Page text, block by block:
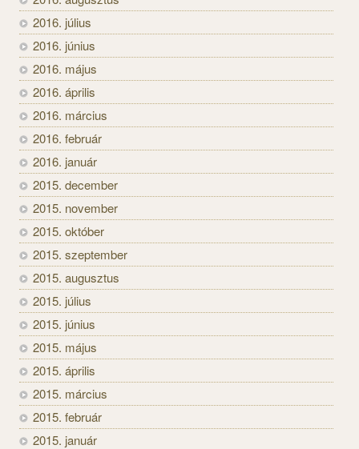
2016. július
2016. június
2016. május
2016. április
2016. március
2016. február
2016. január
2015. december
2015. november
2015. október
2015. szeptember
2015. augusztus
2015. július
2015. június
2015. május
2015. április
2015. március
2015. február
2015. január